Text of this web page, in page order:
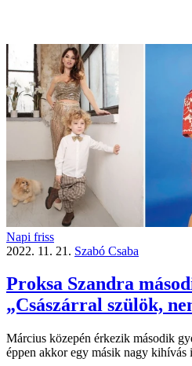
Napi friss
2022. 11. 21. Szabó Csaba
Proksa Szandra
„Császárral szülök,
Március közepén érkezik második
éppen akkor egy másik nagy kihívás